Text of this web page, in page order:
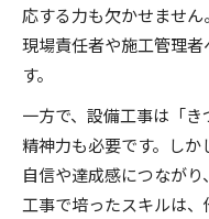
応する力も欠かせません
現場責任者や施工管理
す。
一方で、設備工事は「
精神力も必要です。し
自信や達成感につなが
工事で培ったスキルは